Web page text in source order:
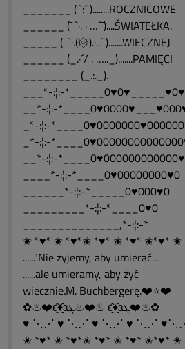
_______ (¯`:´¯)........ROCZNICOWE
______ (¯ `·. · …´¯)....ŚWIATEŁKA.
_____ (¯ `·.(۞).·..´¯).......WIECZNEJ
______ (_.·´/ . ….._).......PAMIĘCI
________ (_.:._).
___*-:¦:-
__*-:¦:-
_*-:¦:-
_*-:¦:-
__*-:¦:-
____*-:¦:-*____0♥00000000♥0
______*-:¦:-*_____0♥000♥0
_________*-:¦:-*____0♥0
______________,*-:¦:-*
✬ *♥* ✬ *♥*✬ *♥* ✬ *♥* ✬*♥* ✬
......"Nie żyjemy, aby umierać...
......ale umieramy, aby żyć
wiecznie.M. Buchbergerę.❤️⭐❤️
✿♨❤️ԑ̮̑♦̮̑ɜܓ♨❤️♨ ԑ̮̑♦̮̑ɜܓ❤️♨✿
♥ ⋱⋰ ♥ ⋱⋰ ♥ ⋱⋰ ♥ ⋱⋰
✬ *♥* ✬ *♥*✬ *♥* ✬ *♥* ✬*♥* ✬